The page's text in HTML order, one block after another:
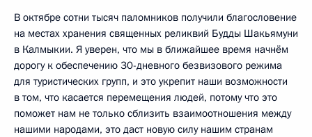
В октябре сотни тысяч паломников получили благословение
на местах хранения священных реликвий Будды Шакьямуни
в Калмыкии. Я уверен, что мы в ближайшее время начнём
дорогу к обеспечению 30-дневного безвизового режима
для туристических групп, и это укрепит наши возможности
в том, что касается перемещения людей, потому что это
поможет нам не только сблизить взаимоотношения между
нашими народами, это даст новую силу нашим странам